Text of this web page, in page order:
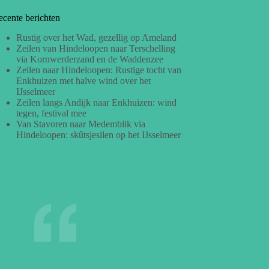
berichten
Rustig over het Wad, gezellig op Ameland
Zeilen van Hindeloopen naar Terschelling
via Kornwerderzand en de Waddenzee
Zeilen naar Hindeloopen: Rustige tocht van
Enkhuizen met halve wind over het
IJsselmeer
Zeilen langs Andijk naar Enkhuizen: wind
tegen, festival mee
Van Stavoren naar Medemblik via
Hindeloopen: skûtsjesilen op het IJsselmeer